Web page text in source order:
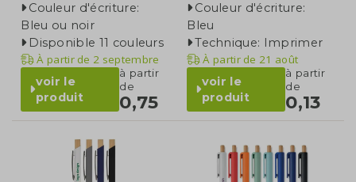
Couleur d'écriture:
Bleu ou noir
Disponible 11 couleurs
À partir de 2 septembre
voir le
produit
à partir
de
0,75
Couleur d'écriture:
Bleu
Technique: Imprimer
À partir de 21 août
voir le
produit
à partir
de
0,13